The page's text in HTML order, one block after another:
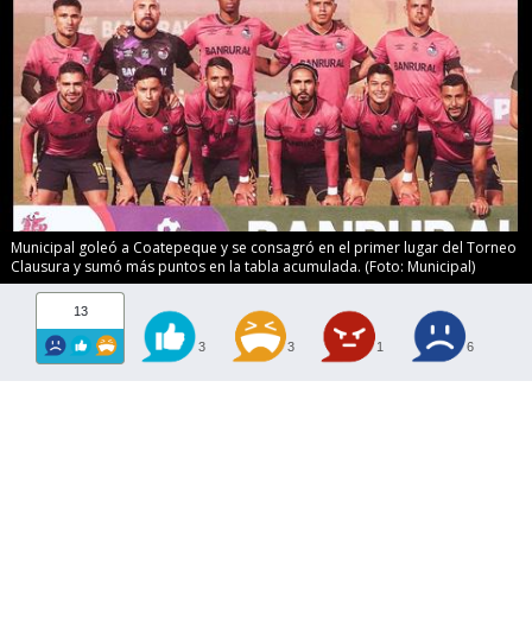
Municipal goleó a Coatepeque y se consagró en el primer lugar del Torneo
Clausura y sumó más puntos en la tabla acumulada. (Foto: Municipal)
13
3 3 1 6